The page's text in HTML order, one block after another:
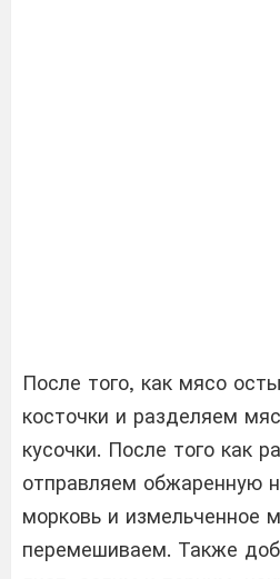
После того, как мясо
косточки и разделяем
кусочки. После того как
отправляем обжаренную
морковь и измельченное
перемешиваем. Также